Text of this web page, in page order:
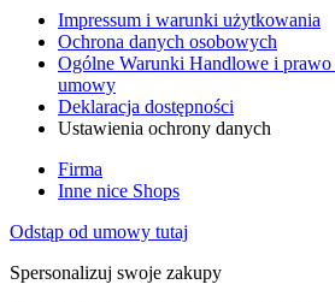
Impressum i warunki użytkowania
Ochrona danych osobowych
Ogólne Warunki Handlowe i prawo
umowy
Deklaracja dostępności
Ustawienia ochrony danych
Firma
Inne nice Shops
Odstąp od umowy tutaj
Spersonalizuj swoje zakupy